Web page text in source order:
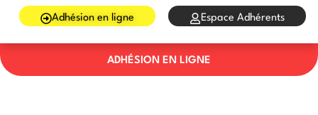
Adhésion en ligne Espace Adhérents
ADHÉSION EN LIGNE